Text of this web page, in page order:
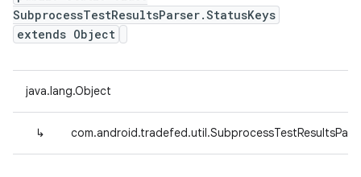
SubprocessTestResultsParser.StatusKeys
extends Object
java.lang.Object
↳